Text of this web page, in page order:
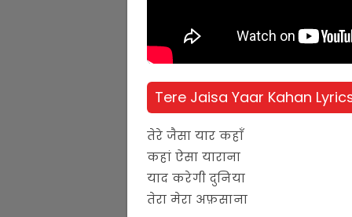
Tere Jaisa Yaar Kahan
तेरे जैसा यार कहाँ
कहां ऐसा याराना
याद करेगी दुनिया
तेरा मेरा अफ़साना